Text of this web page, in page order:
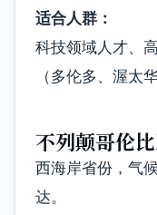
适合人群：
科技领域人才、
（多伦多、渥太
不列颠哥伦
西海岸省份，气
达。